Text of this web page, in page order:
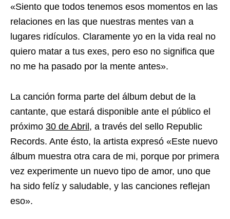
«Siento que todos tenemos esos momentos en las
relaciones en las que nuestras mentes van a
lugares ridículos. Claramente yo en la vida real no
quiero matar a tus exes, pero eso no significa que
no me ha pasado por la mente antes».
La canción forma parte del álbum debut de la
cantante, que estará disponible ante el público el
próximo 30 de Abril , a través del sello Republic
Records. Ante ésto, la artista expresó «Este nuevo
álbum muestra otra cara de mi, porque por primera
vez experimente un nuevo tipo de amor, uno que
ha sido felíz y saludable, y las canciones reflejan
eso».